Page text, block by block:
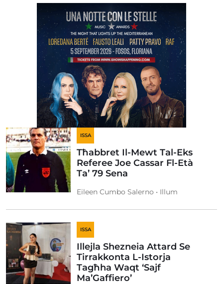
ISSA
Tħabbret Il-Mewt Tal-Eks
Referee Joe Cassar Fl-Età
Ta’ 79 Sena
Eileen Cumbo Salerno • Illum
ISSA
Illejla Shezneia Attard Se
Tirrakkonta L-Istorja
Tagħha Waqt ‘Sajf
Ma’Gaffiero’